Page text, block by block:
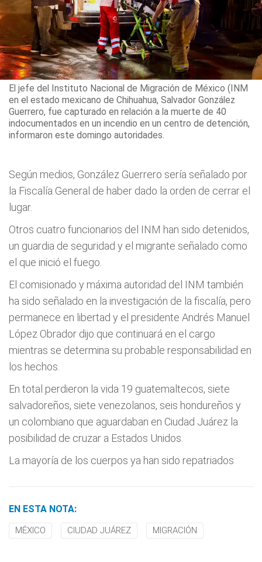
El jefe del Instituto Nacional de Migración de México (INM
en el estado mexicano de Chihuahua, Salvador González
Guerrero, fue capturado en relación a la muerte de 40
indocumentados en un incendio en un centro de detención,
informaron este domingo autoridades.
Según medios, González Guerrero sería señalado por
la Fiscalía General de haber dado la orden de cerrar el
lugar.
Otros cuatro funcionarios del INM han sido detenidos,
un guardia de seguridad y el migrante señalado como
el que inició el fuego.
El comisionado y máxima autoridad del INM también
ha sido señalado en la investigación de la fiscalía, pero
permanece en libertad y el presidente Andrés Manuel
López Obrador dijo que continuará en el cargo
mientras se determina su probable responsabilidad en
los hechos.
En total perdieron la vida 19 guatemaltecos, siete
salvadoreños, siete venezolanos, seis hondureños y
un colombiano que aguardaban en Ciudad Juárez la
posibilidad de cruzar a Estados Unidos.
La mayoría de los cuerpos ya han sido repatriados
EN ESTA NOTA:
MÉXICO CIUDAD JUÁREZ MIGRACIÓN